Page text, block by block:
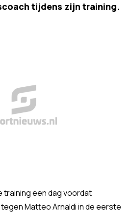
tijdens zijn training.
training een dag voordat
Matteo Arnaldi in de eerste